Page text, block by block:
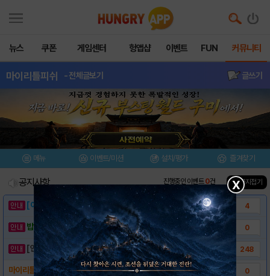
뉴스 쿠폰 게임센터 헝앱샵 이벤트 FUN 커뮤니티
마이리틀피쉬 - 전체글보기 글쓰기
메뉴 이벤트/미션 설치/평가 즐겨찾기
공지사항 진행중인 이벤트0건 ▲ 공지접기
[이벤트] 웃음으로 매일매일 해피! 유머 게시.. 4
밥알이의 헝앱통신 ⑲ “밥알이, 드디어 멀티를.. 0
[안내] 헝그리앱 필수 상식! 밥알 획득 안내.. 248
마이리틀피쉬 게임소개! 0
X